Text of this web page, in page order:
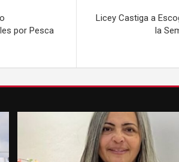
por Pesca
Licey Castiga a
la